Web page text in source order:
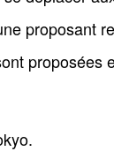
proposant
proposées